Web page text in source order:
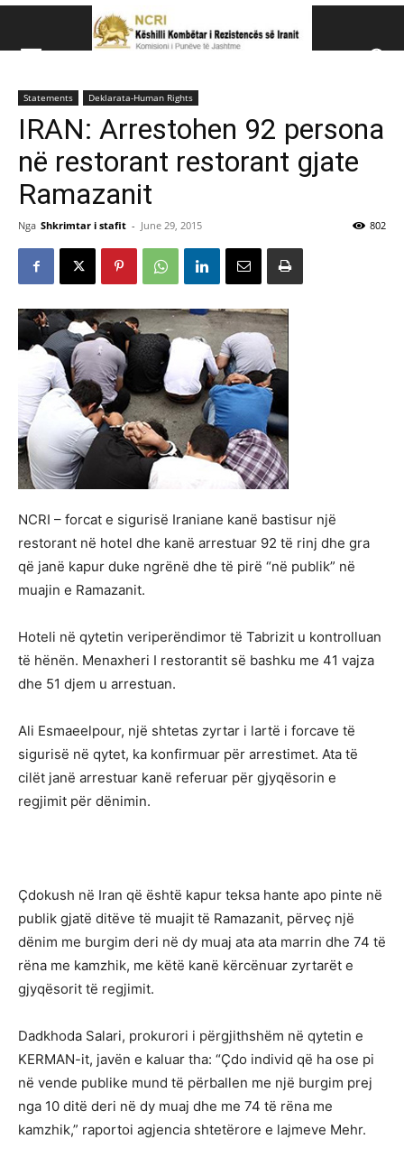
Këshillit Kombëtar të Rezistencës së Iranit (NCRI)
Statements Deklarata-Human Rights
IRAN: Arrestohen 92 persona
në restorant restorant gjate
Ramazanit
Nga Shkrimtar i stafit - June 29, 2015 802
NCRI – forcat e sigurisë Iraniane kanë bastisur një
restorant në hotel dhe kanë arrestuar 92 të rinj dhe gra
që janë kapur duke ngrënë dhe të pirë “në publik” në
muajin e Ramazanit.
Hoteli në qytetin veriperëndimor të Tabrizit u kontrolluan
të hënën. Menaxheri I restorantit së bashku me 41 vajza
dhe 51 djem u arrestuan.
Ali Esmaeelpour, një shtetas zyrtar i lartë i forcave të
sigurisë në qytet, ka konfirmuar për arrestimet. Ata të
cilët janë arrestuar kanë referuar për gjyqësorin e
regjimit për dënimin.
Çdokush në Iran që është kapur teksa hante apo pinte në
publik gjatë ditëve të muajit të Ramazanit, përveç një
dënim me burgim deri në dy muaj ata ata marrin dhe 74 të
rëna me kamzhik, me këtë kanë kërcënuar zyrtarët e
gjyqësorit të regjimit.
Dadkhoda Salari, prokurori i përgjithshëm në qytetin e
KERMAN-it, javën e kaluar tha: “Çdo individ që ha ose pi
në vende publike mund të përballen me një burgim prej
nga 10 ditë deri në dy muaj dhe me 74 të rëna me
kamzhik,” raportoi agjencia shtetërore e lajmeve Mehr.